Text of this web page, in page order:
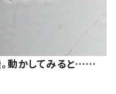
動かしてみると……